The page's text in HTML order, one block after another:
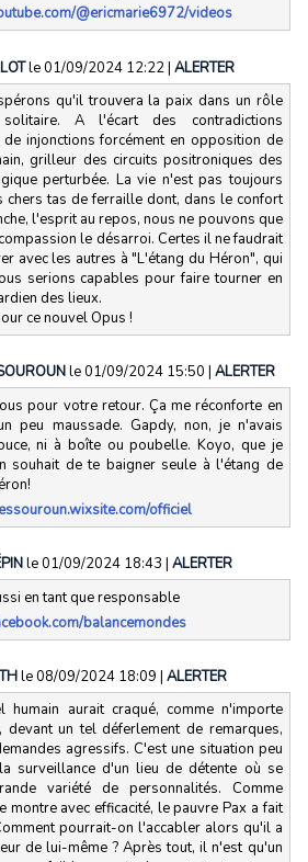
@ericmarie6972/videos
le 01/09/2024 12:22| ALERTER
qu'il trouvera la paix dans un rôle
A l'écart des contradictions
de injonctions forcément en opposition de
grilleur des circuits positroniques des
perturbée. La vie n'est pas toujours
chers tas de ferraille dont, dans le confort
l'esprit au repos, nous ne pouvons que
le désarroi. Certes il ne faudrait
avec les autres à "L'étang du Héron", qui
serions capables pour faire tourner en
des lieux.
ce nouvel Opus !
le 01/09/2024 15:50 | ALERTER
pour votre retour. Ça me réconforte en
peu maussade. Gapdy, non, je n'avais
ni à boîte ou poubelle. Koyo, que je
souhait de te baigner seule à l'étang de
officiel
le 01/09/2024 18:43 | ALERTER
en tant que responsable
balancemondes
le 08/09/2024 18:09 | ALERTER
humain aurait craqué, comme n'importe
devant un tel déferlement de remarques,
agressifs. C'est une situation peu
surveillance d'un lieu de détente où se
variété de personnalités. Comme
montre avec efficacité, le pauvre Pax a fait
pourrait-on l'accabler alors qu'il a
de lui-même ? Après tout, il n'est qu'un